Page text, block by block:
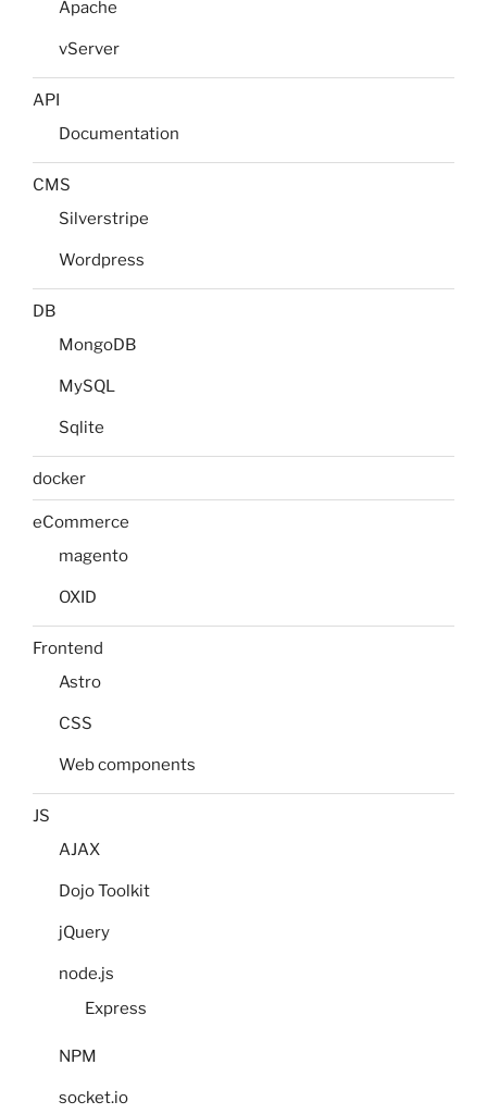
Apache
vServer
API
Documentation
CMS
Silverstripe
Wordpress
DB
MongoDB
MySQL
Sqlite
docker
eCommerce
magento
OXID
Frontend
Astro
CSS
Web components
JS
AJAX
Dojo Toolkit
jQuery
node.js
Express
NPM
socket.io